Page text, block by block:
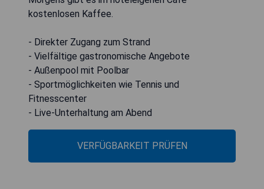
kostenlosen Kaffee.
- Direkter Zugang zum Strand
- Vielfältige gastronomische Angebote
- Außenpool mit Poolbar
- Sportmöglichkeiten wie Tennis und
Fitnesscenter
- Live-Unterhaltung am Abend
VERFÜGBARKEIT PRÜFEN